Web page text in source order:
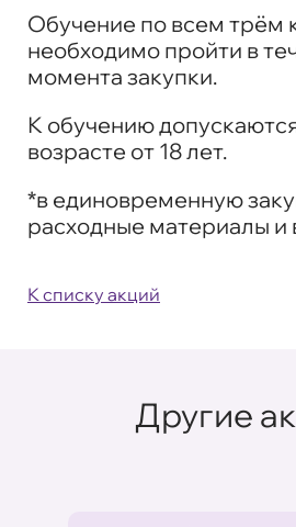
Обучение по всем трём
необходимо пройти в
момента закупки.
К обучению
возрасте от 18 лет.
*в единовременную
расходные материалы и
К списку акций
Другие